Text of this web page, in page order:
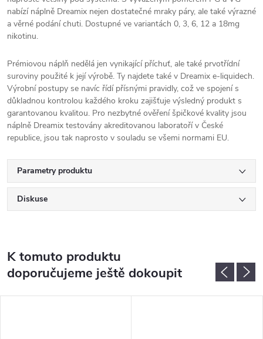
nabízí náplně Dreamix nejen dostatečné mraky páry, ale také výrazné
a věrné podání chuti. Dostupné ve variantách 0, 3, 6, 12 a 18mg
nikotinu.
Prémiovou náplň nedělá jen vynikající příchuť, ale také prvotřídní
suroviny použité k její výrobě. Ty najdete také v Dreamix e-liquidech.
Výrobní postupy se navíc řídí přísnými pravidly, což ve spojení s
důkladnou kontrolou každého kroku zajišťuje výsledný produkt s
garantovanou kvalitou. Pro nezbytné ověření špičkové kvality jsou
náplně Dreamix testovány akreditovanou laboratoří v České
republice, jsou tak naprosto v souladu se všemi normami EU.
Parametry produktu
Diskuse
K tomuto produktu
doporučujeme ještě dokoupit